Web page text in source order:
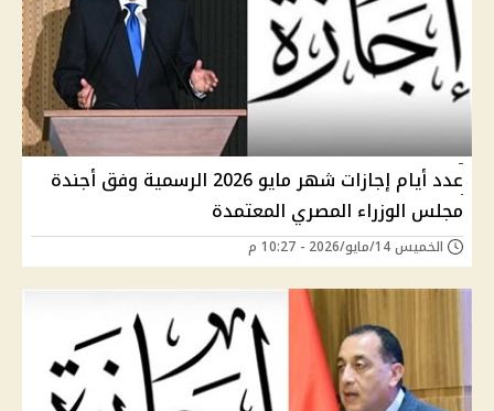
عدد أيام إجازات شهر مايو 2026 الرسمية وفق أجندة
مجلس الوزراء المصري المعتمدة
الخميس 14/مايو/2026 - 10:27 م